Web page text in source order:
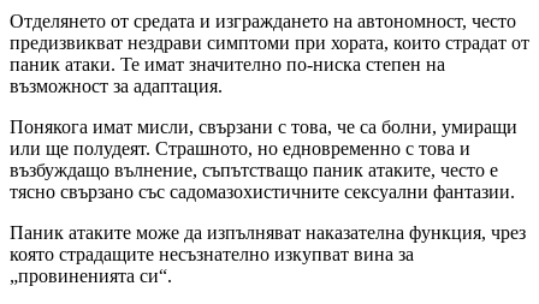
Отделянето от средата и изграждането на автономност, често
предизвикват нездрави симптоми при хората, които страдат от
паник атаки. Те имат значително по-ниска степен на
възможност за адаптация.
Понякога имат мисли, свързани с това, че са болни, умиращи
или ще полудеят. Страшното, но едновременно с това и
възбуждащо вълнение, съпътстващо паник атаките, често е
тясно свързано със садомазохистичните сексуални фантазии.
Паник атаките може да изпълняват наказателна функция, чрез
която страдащите несъзнателно изкупват вина за
„провиненията си“.